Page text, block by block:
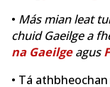
• Más mian leat
chuid Gaeilge a
na Gaeilgeagus
• Tá